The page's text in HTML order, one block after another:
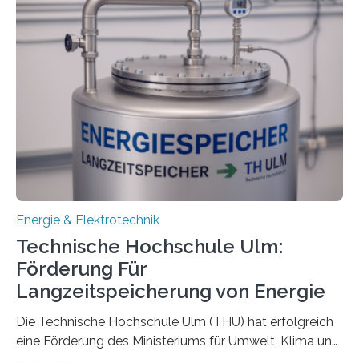
Energie & Elektrotechnik
Technische Hochschule Ulm:
Förderung Für
Langzeitspeicherung von Energie
Die Technische Hochschule Ulm (THU) hat erfolgreich
eine Förderung des Ministeriums für Umwelt, Klima und